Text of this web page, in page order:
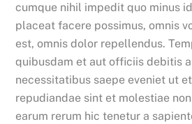
cumque nihil impedit quo minus
placeat facere possimus, omnis
est, omnis dolor repellendus.
quibusdam et aut officiis debitis
necessitatibus saepe eveniet ut
repudiandae sint et molestiae
earum rerum hic tenetur a